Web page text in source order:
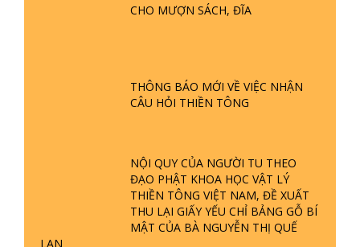
CHO MƯỢN SÁCH, ĐĨA
THÔNG BÁO MỚI VỀ VIỆC NHẬN
CÂU HỎI THIỀN TÔNG
NỘI QUY CỦA NGƯỜI TU THEO
ĐẠO PHẬT KHOA HỌC VẬT LÝ
THIỀN TÔNG VIỆT NAM, ĐỀ XUẤT
THU LẠI GIẤY YẾU CHỈ BẢNG GỖ BÍ
MẬT CỦA BÀ NGUYỄN THỊ QUẾ
LAN
NĂM PHẬT KHÔNG NÓI? HỘI LONG
ĐƯỢC HÌNH THÀNH NHƯ THẾ NÀO?
PHẬT GIỚI CÓ THỜI GIAN KHÔNG? |
ĐÀNG Ở ĐÂU? ĐỊA NGỤC Ở ĐÂU?
ĐỨC CHÚA TRỜI LÀ AI? QUỶ SA
TĂNG? | TTTD
GIẢI ĐÁP THIỀN TÔNG ĐẶC BIỆT P22
- TẠI SAO TRÁI ĐẤT NHIỀU THIÊN TAI